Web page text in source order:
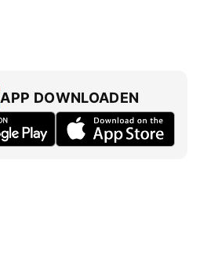
APP DOWNLOADEN